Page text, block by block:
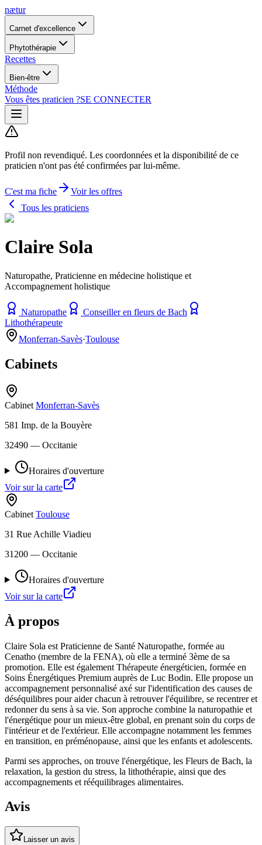
nætur
Carnet d'excellence
Phytothérapie
Recettes
Bien-être
Méthode
Vous êtes praticien ?SE CONNECTER
Profil non revendiqué. Les coordonnées et la disponibilité de ce
praticien n'ont pas été confirmées par lui-même.
C'est ma fiche
Voir les offres
Tous les praticiens
Claire Sola
Naturopathe, Praticienne en médecine holistique et
Accompagnement holistique
Naturopathe
Conseiller en fleurs de Bach
Lithothérapeute
Monferran-Savès·Toulouse
Cabinets
Cabinet Monferran-Savès
581 Imp. de la Bouyère
32490 — Occitanie
Horaires d'ouverture
Voir sur la carte
Cabinet Toulouse
31 Rue Achille Viadieu
31200 — Occitanie
Horaires d'ouverture
Voir sur la carte
À propos
Claire Sola est Praticienne de Santé Naturopathe, formée au
Cenatho (membre de la FENA), où elle a terminé 3ème de sa
promotion. Elle est également Thérapeute énergéticien, formée en
Soins Énergétiques Premium auprès de Luc Bodin. Elle propose un
accompagnement personnalisé axé sur l'identification des causes de
déséquilibres pour aider chacun à retrouver l'équilibre, se recentrer et
redonner du sens à sa vie. Son approche combine la naturopathie et
l'énergétique pour un mieux-être global, en prenant soin du corps de
l'intérieur et de l'extérieur. Elle accompagne notamment les femmes
en transition, en préménopause, ainsi que les enfants et adolescents.
Parmi ses approches, on trouve l'énergétique, les Fleurs de Bach, la
relaxation, la gestion du stress, la lithothérapie, ainsi que des
accompagnements et rééquilibrages alimentaires.
Avis
Laisser un avis